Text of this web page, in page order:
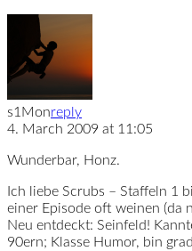
s1Monreply
4. March 2009 at 11:05
Wunderbar, Honz.
Ich liebe Scrubs – Staffeln 1
einer Episode oft weinen (da
Neu entdeckt: Seinfeld!
90ern; Klasse Humor, bin